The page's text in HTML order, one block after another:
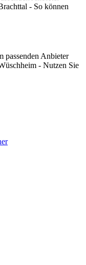
- So können
passenden Anbieter
- Nutzen Sie